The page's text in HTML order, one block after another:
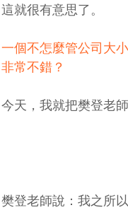
這就很有意思了。
一個不怎麼管公司大
非常不錯？
今天，我就把樊登老
樊登老師說：我之所